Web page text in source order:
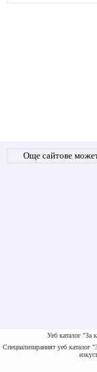
Още сайтове
Уеб каталог
Специализираният уеб каталог